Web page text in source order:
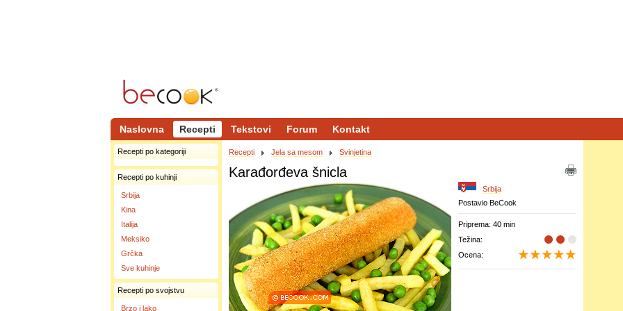
Naslovna Recepti Tekstovi Forum Kontakt
Recepti po kategoriji
Recepti po kuhinji
Srbija
Kina
Italija
Meksiko
Grčka
Sve kuhinje
Recepti po svojstvu
Brzo i lako
Recepti Jela sa mesom Svinjetina
Karađorđeva šnicla
Srbija
Postavio BeCook
Priprema: 40 min
Težina:
Ocena: